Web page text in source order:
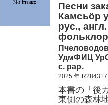
Песни
Камсьӧр
рус.,
УдмФИЦ
c. pap.
2025 年 R284317
本書の「後
東側の森林